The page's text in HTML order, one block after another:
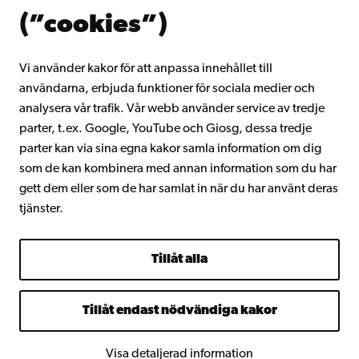
(”cookies”)
Vi använder kakor för att anpassa innehållet till
användarna, erbjuda funktioner för sociala medier och
analysera vår trafik. Vår webb använder service av tredje
parter, t.ex. Google, YouTube och Giosg, dessa tredje
parter kan via sina egna kakor samla information om dig
som de kan kombinera med annan information som du har
gett dem eller som de har samlat in när du har använt deras
tjänster.
Tillåt alla
Tillåt endast nödvändiga kakor
Visa detaljerad information
Intranätet
Facebook InstagramYouTube LinkedIn Blog Snapchat